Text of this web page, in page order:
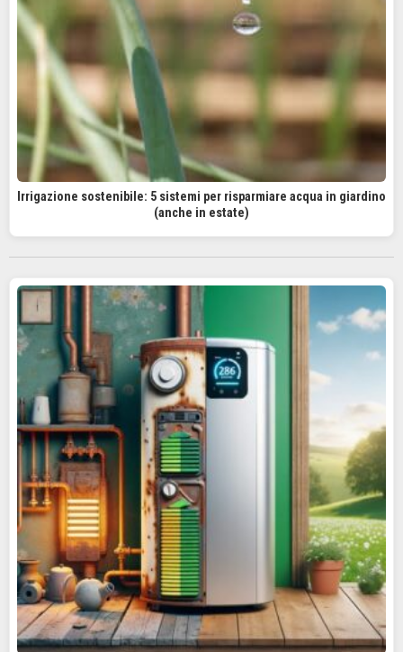
Irrigazione sostenibile: 5 sistemi per risparmiare acqua in giardino
(anche in estate)